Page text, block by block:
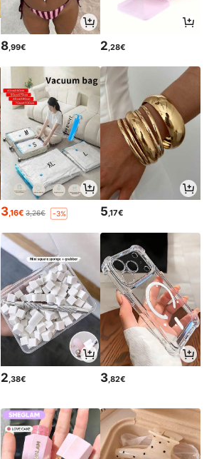
8,99€ 2,28€
3,16€ 3,26€ -3% 5,17€
2 ,38€ 3 ,82€